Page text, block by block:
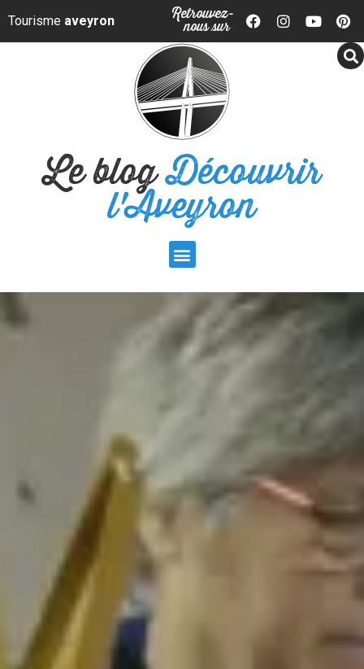
Panneau de gestion des cookies
Tourisme aveyron Retrouvez-
nous sur
Le blogDécouvrir
l'Aveyron